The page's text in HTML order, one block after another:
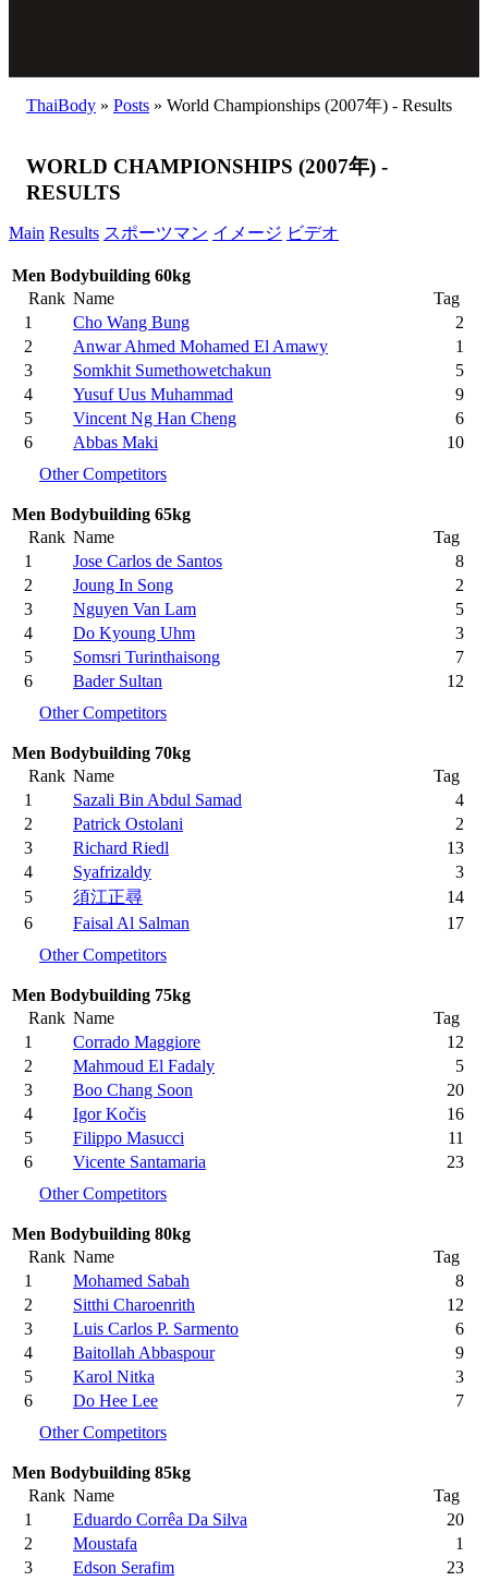
ThaiBody » Posts » World Championships (2007年) - Results
WORLD CHAMPIONSHIPS (2007年) -
RESULTS
Main Results スポーツマン イメージ ビデオ
Men Bodybuilding 60kg
Rank Name
Tag
1
Cho Wang Bung
2
2
Anwar Ahmed Mohamed El Amawy
1
3
Somkhit Sumethowetchakun
5
4
Yusuf Uus Muhammad
9
5
Vincent Ng Han Cheng
6
6
Abbas Maki
10
Other Competitors
Men Bodybuilding 65kg
Rank Name
Tag
1
Jose Carlos de Santos
8
2
Joung In Song
2
3
Nguyen Van Lam
5
4
Do Kyoung Uhm
3
5
Somsri Turinthaisong
7
6
Bader Sultan
12
Other Competitors
Men Bodybuilding 70kg
Rank Name
Tag
1
Sazali Bin Abdul Samad
4
2
Patrick Ostolani
2
3
Richard Riedl
13
4
Syafrizaldy
3
5
須江正尋
14
6
Faisal Al Salman
17
Other Competitors
Men Bodybuilding 75kg
Rank Name
Tag
1
Corrado Maggiore
12
2
Mahmoud El Fadaly
5
3
Boo Chang Soon
20
4
Igor Kočis
16
5
Filippo Masucci
11
6
Vicente Santamaria
23
Other Competitors
Men Bodybuilding 80kg
Rank Name
Tag
1
Mohamed Sabah
8
2
Sitthi Charoenrith
12
3
Luis Carlos P. Sarmento
6
4
Baitollah Abbaspour
9
5
Karol Nitka
3
6
Do Hee Lee
7
Other Competitors
Men Bodybuilding 85kg
Rank Name
Tag
1
Eduardo Corrêa Da Silva
20
2
Moustafa
1
3
Edson Serafim
23